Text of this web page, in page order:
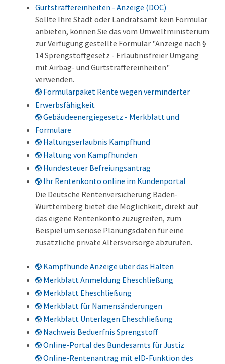
Gurtstraffereinheiten - Anzeige (DOC)
Sollte Ihre Stadt oder Landratsamt kein Formular
anbieten, können Sie das vom Umweltministerium
zur Verfügung gestellte Formular "Anzeige nach §
14 Sprengstoffgesetz - Erlaubnisfreier Umgang
mit Airbag- und Gurtstraffereinheiten"
verwenden.
Formularpaket Rente wegen verminderter
Erwerbsfähigkeit
Gebäudeenergiegesetz - Merkblatt und
Formulare
Haltungserlaubnis Kampfhund
Haltung von Kampfhunden
Hundesteuer Befreiungsantrag
Ihr Rentenkonto online im Kundenportal
Die Deutsche Rentenversicherung Baden-
Württemberg bietet die Möglichkeit, direkt auf
das eigene Rentenkonto zuzugreifen, zum
Beispiel um seriöse Planungsdaten für eine
zusätzliche private Altersvorsorge abzurufen.
Kampfhunde Anzeige über das Halten
Merkblatt Anmeldung Eheschließung
Merkblatt Eheschließung
Merkblatt für Namensänderungen
Merkblatt Unterlagen Eheschließung
Nachweis Beduerfnis Sprengstoff
Online-Portal des Bundesamts für Justiz
Online-Rentenantrag mit eID-Funktion des